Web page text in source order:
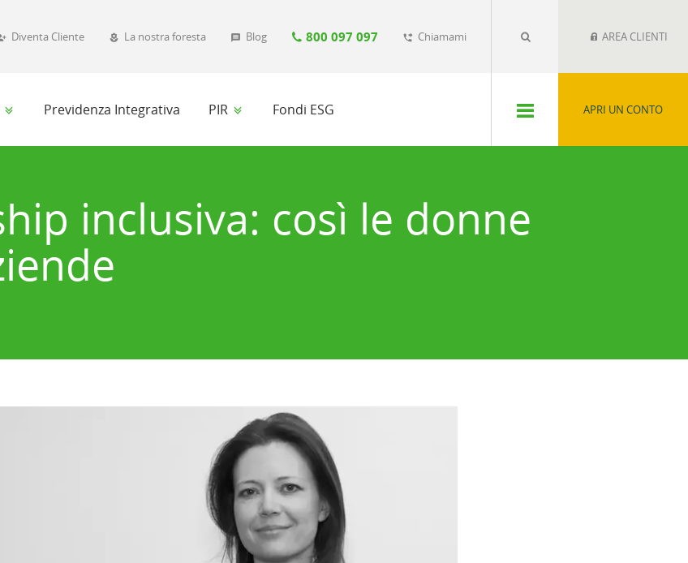
Diventa Cliente local_florist La nostra foresta message Blog 800 097 097 phone_forwarded Chiamami AREA CLIENTI
Previdenza Integrativa PIR Fondi ESG APRI UN CONTO
inclusiva: così le donne